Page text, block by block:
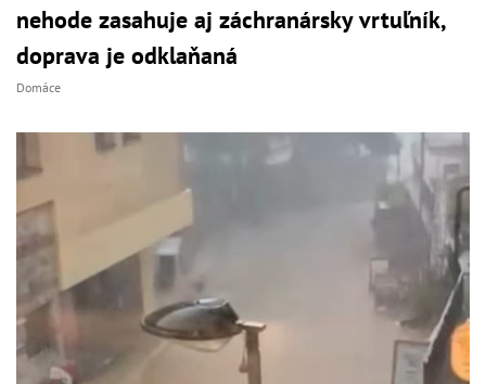
nehode zasahuje aj záchranársky vrtuľník,
doprava je odklaňaná
Domáce